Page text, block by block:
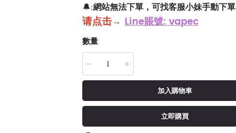
🔔:網站無法下單，可找客服小妹手動下單
请点击→ Line賬號: vapec
數量
加入購物車
立即購買